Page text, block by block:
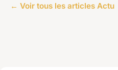
← Voir tous les articles Actu